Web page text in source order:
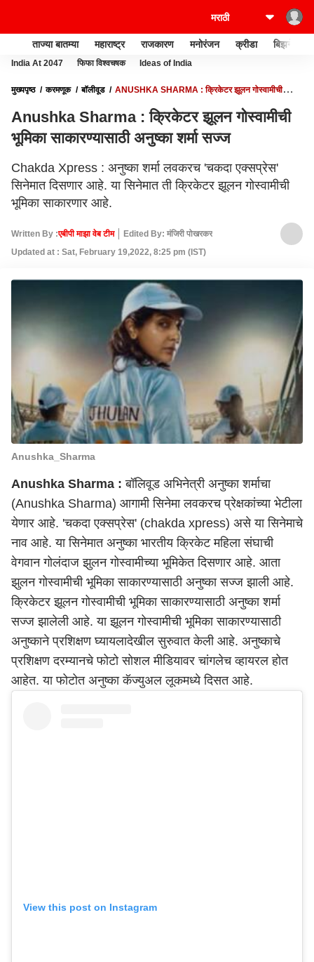
ताज्या बातम्या महाराष्ट्र राजकारण मनोरंजन क्रीडा बिझनेस
India At 2047 फिफा विश्वचषक Ideas of India
मुख्यपृष्ठ करमणूक बॉलीवूड
ANUSHKA SHARMA : क्रिकेटर झूलन गोस्वामीची
Anushka Sharma : क्रिकेटर झूलन गोस्वामीची
भूमिका साकारण्यासाठी अनुष्का शर्मा सज्ज
Chakda Xpress : अनुष्का शर्मा लवकरच 'चकदा एक्सप्रेस'
सिनेमात दिसणार आहे. या सिनेमात ती क्रिकेटर झूलन गोस्वामीची
भूमिका साकारणार आहे.
Written By :एबीपी माझा वेब टीम
Edited By: मंजिरी पोखरकर
Updated at : Sat, February 19,2022, 8:25 pm (IST)
Anushka_Sharma
Anushka Sharma : बॉलिवूड अभिनेत्री अनुष्का शर्माचा
(Anushka Sharma) आगामी सिनेमा लवकरच प्रेक्षकांच्या भेटीला
येणार आहे. 'चकदा एक्सप्रेस' (chakda xpress) असे या सिनेमाचे
नाव आहे. या सिनेमात अनुष्का भारतीय क्रिकेट महिला संघाची
वेगवान गोलंदाज झुलन गोस्वामीच्या भूमिकेत दिसणार आहे. आता
झुलन गोस्वामीची भूमिका साकारण्यासाठी अनुष्का सज्ज झाली आहे.
क्रिकेटर झूलन गोस्वामीची भूमिका साकारण्यासाठी अनुष्का शर्मा
सज्ज झालेली आहे. या झूलन गोस्वामीची भूमिका साकारण्यासाठी
अनुष्काने प्रशिक्षण घ्यायलादेखील सुरुवात केली आहे. अनुष्काचे
प्रशिक्षण दरम्यानचे फोटो सोशल मीडियावर चांगलेच व्हायरल होत
आहेत. या फोटोत अनुष्का कॅज्युअल लूकमध्ये दिसत आहे.
View this post on Instagram